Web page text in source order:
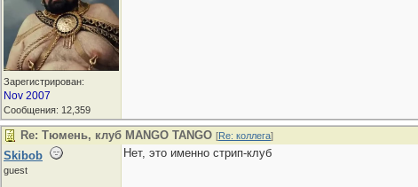
Зарегистрирован:
Nov 2007
Сообщения: 12,359
Re: Тюмень, клуб MANGO TANGO [Re: коллега]
Skibob
guest
Нет, это именно стрип-клуб